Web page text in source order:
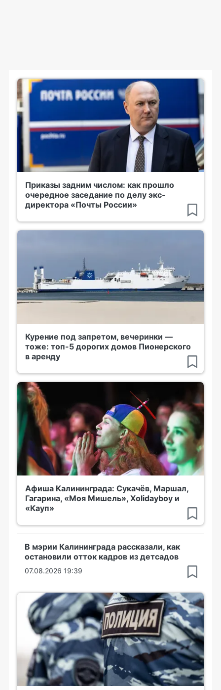
Приказы задним числом: как прошло
очередное заседание по делу экс-
директора «Почты России»
Курение под запретом, вечеринки —
тоже: топ-5 дорогих домов Пионерского
в аренду
Афиша Калининграда: Сукачёв, Маршал,
Гагарина, «Моя Мишель», Xolidayboy и
«Кауп»
В мэрии Калининграда рассказали, как
остановили отток кадров из детсадов
07.08.2026 19:39